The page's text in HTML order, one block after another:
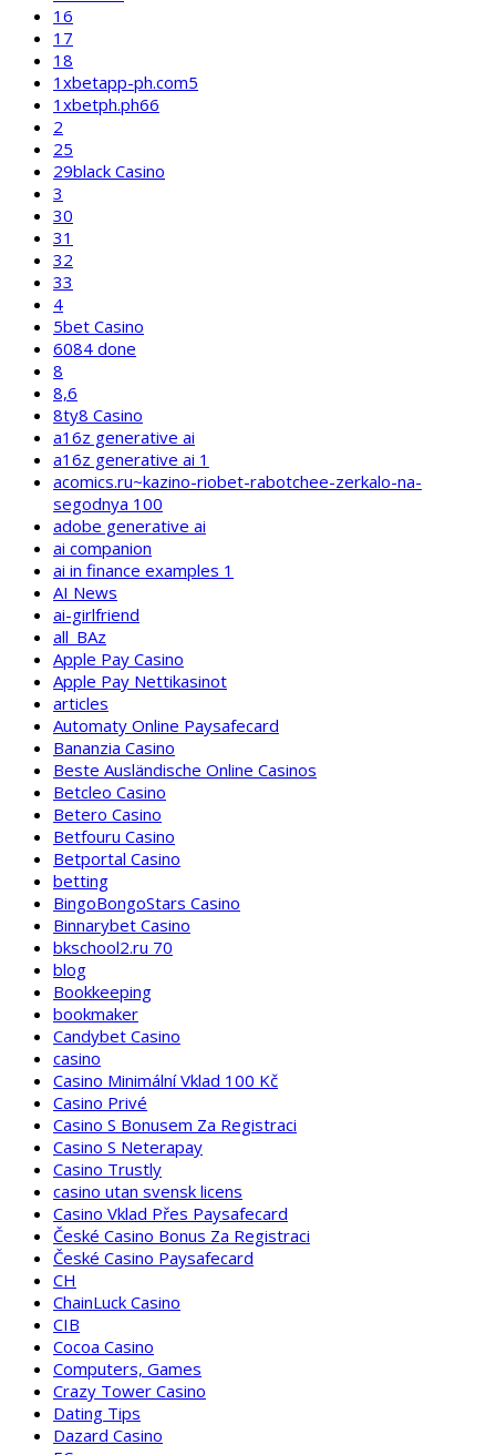
16
17
18
1xbetapp-ph.com5
1xbetph.ph66
2
25
29black Casino
3
30
31
32
33
4
5bet Casino
6084 done
8
8,6
8ty8 Casino
a16z generative ai
a16z generative ai 1
acomics.ru~kazino-riobet-rabotchee-zerkalo-na-
segodnya 100
adobe generative ai
ai companion
ai in finance examples 1
AI News
ai-girlfriend
all_BAz
Apple Pay Casino
Apple Pay Nettikasinot
articles
Automaty Online Paysafecard
Bananzia Casino
Beste Ausländische Online Casinos
Betcleo Casino
Betero Casino
Betfouru Casino
Betportal Casino
betting
BingoBongoStars Casino
Binnarybet Casino
bkschool2.ru 70
blog
Bookkeeping
bookmaker
Candybet Casino
casino
Casino Minimální Vklad 100 Kč
Casino Privé
Casino S Bonusem Za Registraci
Casino S Neterapay
Casino Trustly
casino utan svensk licens
Casino Vklad Přes Paysafecard
České Casino Bonus Za Registraci
České Casino Paysafecard
CH
ChainLuck Casino
CIB
Cocoa Casino
Computers, Games
Crazy Tower Сasino
Dating Tips
Dazard Casino